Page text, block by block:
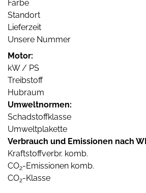
Farbe
Standort
Lieferzeit
Unsere Nummer
Motor:
kW / PS
Treibstoff
Hubraum
Umweltnormen:
Schadstoffklasse
Umweltplakette
Verbrauch und Emissionen nach
Kraftstoffverbr. komb.
CO2-Emissionen komb.
CO2-Klasse